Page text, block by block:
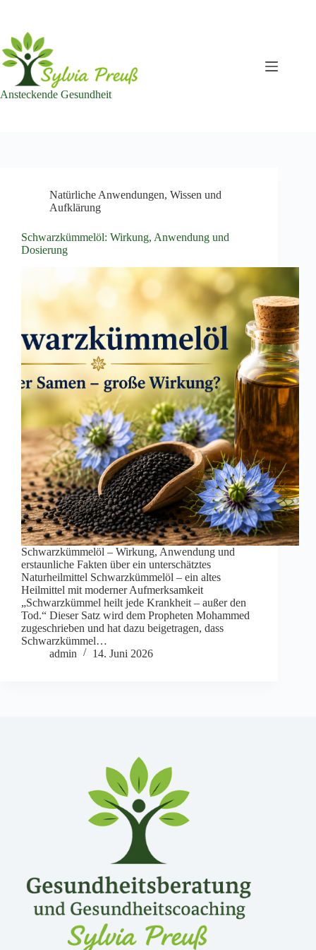
springen
Ansteckende Gesundheit
Natürliche Anwendungen, Wissen und
Aufklärung
Schwarzkümmelöl: Wirkung, Anwendung und
Dosierung
Schwarzkümmelöl – Wirkung, Anwendung und
erstaunliche Fakten über ein unterschätztes
Naturheilmittel Schwarzkümmelöl – ein altes
Heilmittel mit moderner Aufmerksamkeit
„Schwarzkümmel heilt jede Krankheit – außer den
Tod.“ Dieser Satz wird dem Propheten Mohammed
zugeschrieben und hat dazu beigetragen, dass
Schwarzkümmel…
admin
14. Juni 2026